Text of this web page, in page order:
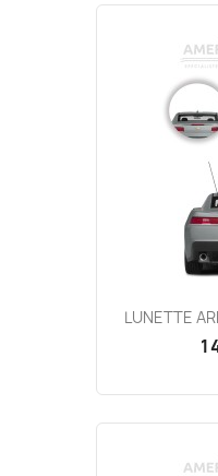
LUNETTE
1